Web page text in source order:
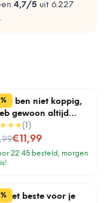
4,7/5 uit 6.227
%Ik ben niet koppig,
gewoon altijd
( 1 )
€11,99
22:45 besteld, morgen
%Het beste voor je